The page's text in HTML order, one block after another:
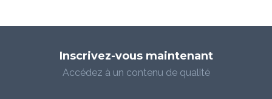
Inscrivez-vous maintenant
Accédez à un contenu de qualité